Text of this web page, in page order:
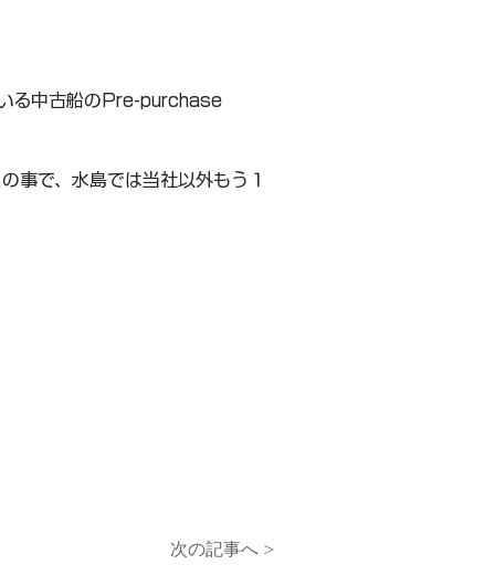
る中古船のPre-purchase
事で、水島では当社以外もう１
次の記事へ >